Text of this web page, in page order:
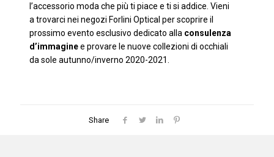
l’accessorio moda che più ti piace e ti si addice. Vieni
a trovarci nei negozi Forlini Optical per scoprire il
prossimo evento esclusivo dedicato alla consulenza
d’immaginee provare le nuove collezioni di occhiali
da sole autunno/inverno 2020-2021.
Share